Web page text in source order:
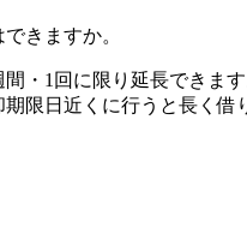
きますか。
間・1回に限り延長できま
限日近くに行うと長く借